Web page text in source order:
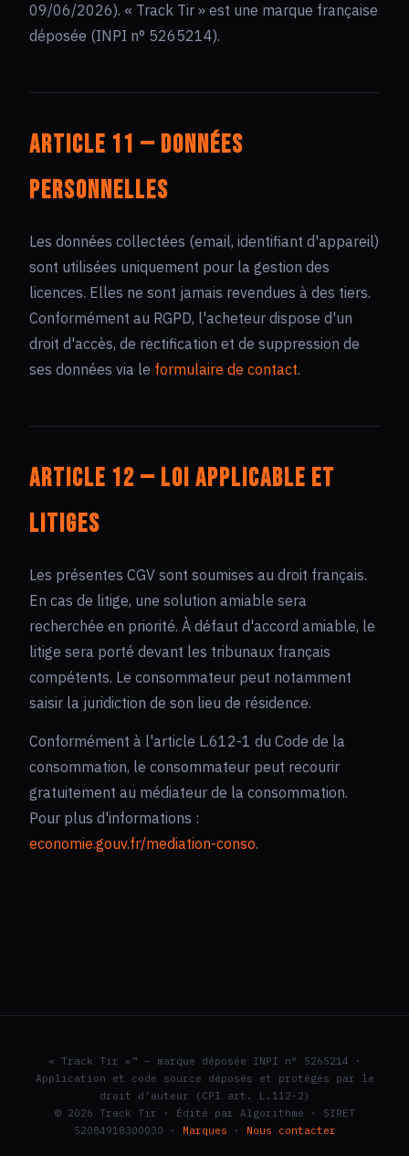
09/06/2026). « Track Tir » est une marque française
déposée (INPI n° 5265214).
Article 11 — Données
personnelles
Les données collectées (email, identifiant d'appareil)
sont utilisées uniquement pour la gestion des
licences. Elles ne sont jamais revendues à des tiers.
Conformément au RGPD, l'acheteur dispose d'un
droit d'accès, de rectification et de suppression de
ses données via le formulaire de contact.
Article 12 — Loi applicable et
litiges
Les présentes CGV sont soumises au droit français.
En cas de litige, une solution amiable sera
recherchée en priorité. À défaut d'accord amiable, le
litige sera porté devant les tribunaux français
compétents. Le consommateur peut notamment
saisir la juridiction de son lieu de résidence.
Conformément à l'article L.612-1 du Code de la
consommation, le consommateur peut recourir
gratuitement au médiateur de la consommation.
Pour plus d'informations :
economie.gouv.fr/mediation-conso.
« Track Tir »™ — marque déposée INPI n° 5265214 ·
Application et code source déposés et protégés par le
droit d'auteur (CPI art. L.112-2)
© 2026 Track Tir · Édité par Algorithme · SIRET
52084918300030 ·
Marques · Nous contacter